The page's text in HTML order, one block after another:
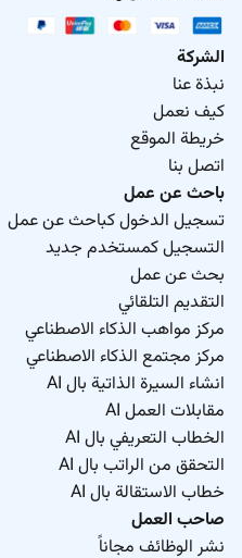
الشركة
نبذة عنا
كيف نعمل
خريطة الموقع
اتصل بنا
باحث عن عمل
تسجيل الدخول كباحث عن عمل
التسجيل كمستخدم جديد
بحث عن عمل
التقديم التلقائي
مركز مواهب الذكاء الاصطناعي
مركز مجتمع الذكاء الاصطناعي
انشاء السيرة الذاتية بال AI
مقابلات العمل AI
الخطاب التعريفي بال AI
التحقق من الراتب بال AI
خطاب الاستقالة بال AI
صاحب العمل
نشر الوظائف مجاناً